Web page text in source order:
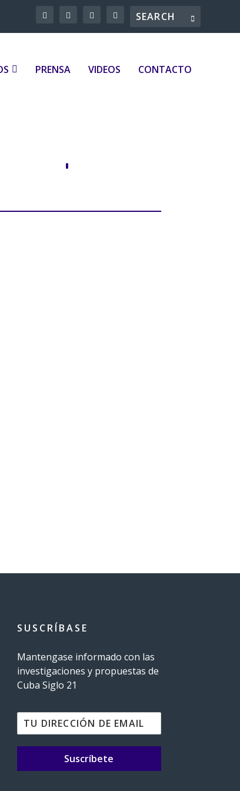
PRENSA VIDEOS CONTACTO
SUSCRÍBASE
Mantengase informado con las
investigaciones y propuestas de
Cuba Siglo 21
Suscríbete